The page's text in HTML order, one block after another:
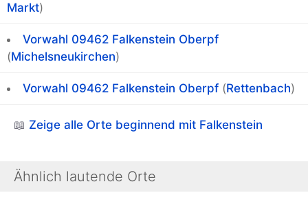
Markt)
Vorwahl 09462 Falkenstein Oberpf
(Michelsneukirchen)
Vorwahl 09462 Falkenstein Oberpf (Rettenbach)
📖 Zeige alle Orte beginnend mit Falkenstein
Ähnlich lautende Orte